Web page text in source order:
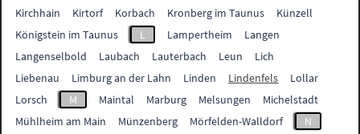
Kirchhain
Kirtorf Korbach Kronberg im Taunus
Künzell
Königstein im Taunus
L Lampertheim
Langen
Langenselbold
Laubach Lauterbach Leun
Lich
Liebenau
Limburg an der Lahn Linden Lindenfels
Lollar
Lorsch
M Maintal Marburg Melsungen
Michelstadt
Mühlheim am Main
Münzenberg Mörfelden-Walldorf
N